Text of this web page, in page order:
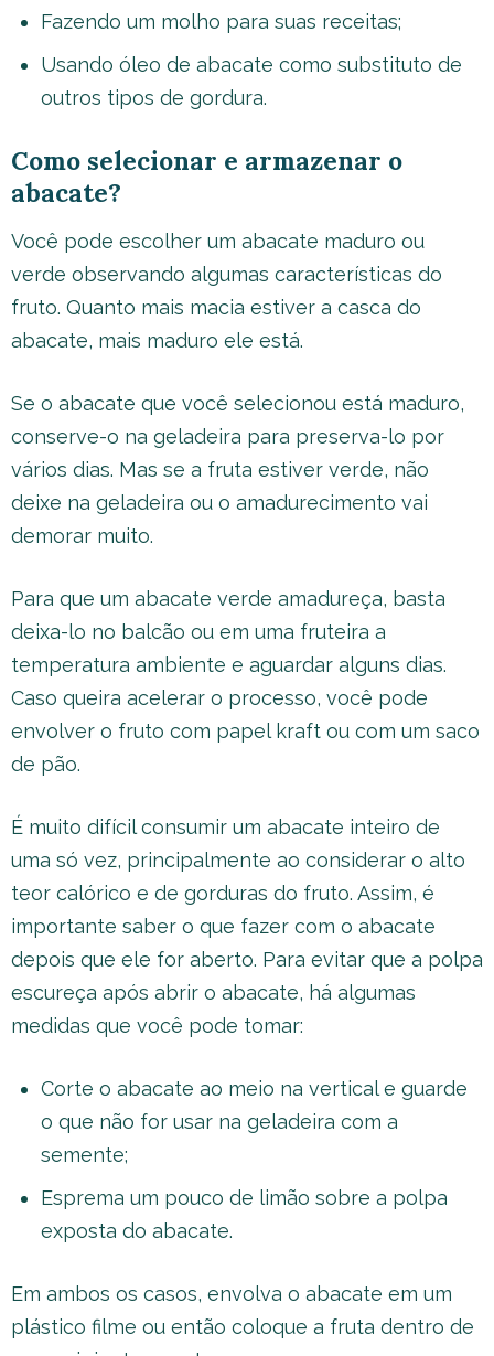
Fazendo um molho para suas receitas;
Usando óleo de abacate como substituto de
outros tipos de gordura.
Como selecionar e armazenar o
abacate?
Você pode escolher um abacate maduro ou
verde observando algumas características do
fruto. Quanto mais macia estiver a casca do
abacate, mais maduro ele está.
Se o abacate que você selecionou está maduro,
conserve-o na geladeira para preserva-lo por
vários dias. Mas se a fruta estiver verde, não
deixe na geladeira ou o amadurecimento vai
demorar muito.
Para que um abacate verde amadureça, basta
deixa-lo no balcão ou em uma fruteira a
temperatura ambiente e aguardar alguns dias.
Caso queira acelerar o processo, você pode
envolver o fruto com papel kraft ou com um saco
de pão.
É muito difícil consumir um abacate inteiro de
uma só vez, principalmente ao considerar o alto
teor calórico e de gorduras do fruto. Assim, é
importante saber o que fazer com o abacate
depois que ele for aberto. Para evitar que a polpa
escureça após abrir o abacate, há algumas
medidas que você pode tomar:
Corte o abacate ao meio na vertical e guarde
o que não for usar na geladeira com a
semente;
Esprema um pouco de limão sobre a polpa
exposta do abacate.
Em ambos os casos, envolva o abacate em um
plástico filme ou então coloque a fruta dentro de